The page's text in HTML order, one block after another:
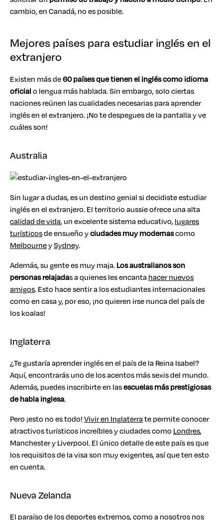
cambio, en Canadá, no es posible.
Mejores países para estudiar inglés en el
extranjero
Existen más de60 países que tienen el inglés como idioma
oficialo lengua más hablada. Sin embargo, solo ciertas
naciones reúnen las cualidades necesarias para aprender
inglés en el extranjero. ¡No te despegues de la pantalla y ve
cuáles son!
Australia
Sin lugar a dudas, es un destino genial si decidiste estudiar
inglés en el extranjero. El territorio aussie ofrece una alta
calidad de vida, un excelente sistema educativo,lugares
turísticosde ensueño yciudades muy modernascomo
MelbourneySydney.
Además, su gente es muy maja.Los australianos son
personas relajadas a quienes les encanta hacer nuevos
amigos. Esto hace sentir a los estudiantes internacionales
como en casa y, por eso, ¡no quieren irse nunca del país de
los koalas!
Inglaterra
¿Te gustaría aprender inglés en el país de la Reina Isabel?
Aquí, encontrarás uno de los acentos más sexis del mundo.
Además, puedes inscribirte en lasescuelas más prestigiosas
de habla inglesa.
Pero ¡esto no es todo!Vivir en Inglaterrate permite conocer
atractivos turísticos increíbles y ciudades como Londres,
Manchester y Liverpool. El único detalle de este país es que
los requisitos de la visa son muy exigentes, así que ten esto
en cuenta.
Nueva Zelanda
El paraíso de losdeportes extremos, como a nosotros nos